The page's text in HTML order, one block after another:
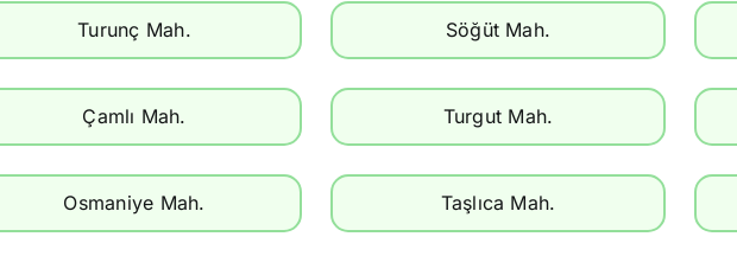
Turunç Mah. Söğüt Mah.
Çamlı Mah. Turgut Mah.
Osmaniye Mah. Taşlıca Mah.